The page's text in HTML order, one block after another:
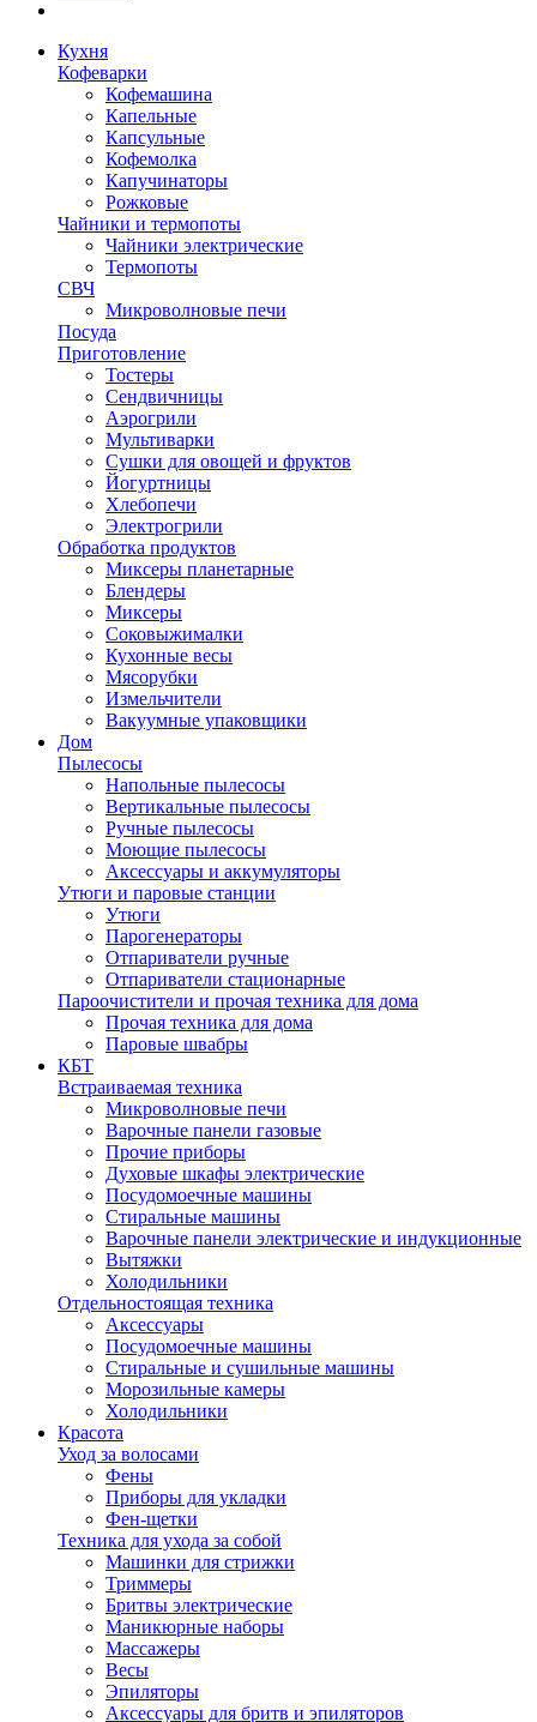
Кухня
Кофеварки
Кофемашина
Капельные
Капсульные
Кофемолка
Капучинаторы
Рожковые
Чайники и термопоты
Чайники электрические
Термопоты
СВЧ
Микроволновые печи
Посуда
Приготовление
Тостеры
Сендвичницы
Аэрогрили
Мультиварки
Сушки для овощей и фруктов
Йогуртницы
Хлебопечи
Электрогрили
Обработка продуктов
Миксеры планетарные
Блендеры
Миксеры
Соковыжималки
Кухонные весы
Мясорубки
Измельчители
Вакуумные упаковщики
Дом
Пылесосы
Напольные пылесосы
Вертикальные пылесосы
Ручные пылесосы
Моющие пылесосы
Аксессуары и аккумуляторы
Утюги и паровые станции
Утюги
Парогенераторы
Отпариватели ручные
Отпариватели стационарные
Пароочистители и прочая техника для дома
Прочая техника для дома
Паровые швабры
КБТ
Встраиваемая техника
Микроволновые печи
Варочные панели газовые
Прочие приборы
Духовые шкафы электрические
Посудомоечные машины
Стиральные машины
Варочные панели электрические и индукционные
Вытяжки
Холодильники
Отдельностоящая техника
Аксессуары
Посудомоечные машины
Стиральные и сушильные машины
Морозильные камеры
Холодильники
Красота
Уход за волосами
Фены
Приборы для укладки
Фен-щетки
Техника для ухода за собой
Машинки для стрижки
Триммеры
Бритвы электрические
Маникюрные наборы
Массажеры
Весы
Эпиляторы
Аксессуары для бритв и эпиляторов